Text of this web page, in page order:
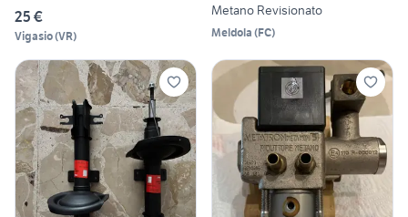
25 €
Vigasio(VR)
Metano Revisionato
Meldola (FC)